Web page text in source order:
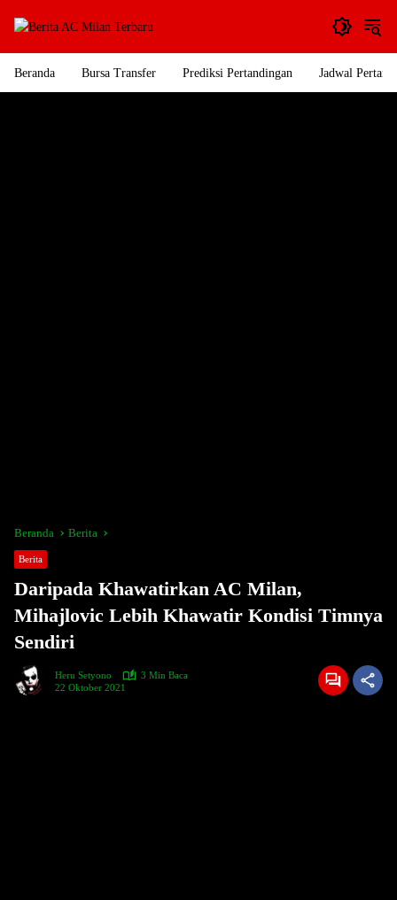
Beranda Bursa Transfer Prediksi Pertandingan Jadwal
Beranda Berita
Berita
Daripada Khawatirkan AC Milan,
Mihajlovic Lebih Khawatir Kondisi Timnya
Sendiri
Heru Setyono
3 Min Baca
22 Oktober 2021